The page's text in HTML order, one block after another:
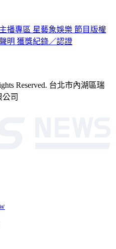
主播專區 星藝象娛樂 節目版權
明 獲獎紀錄／認證
Reserved. 台北市內湖區瑞
司